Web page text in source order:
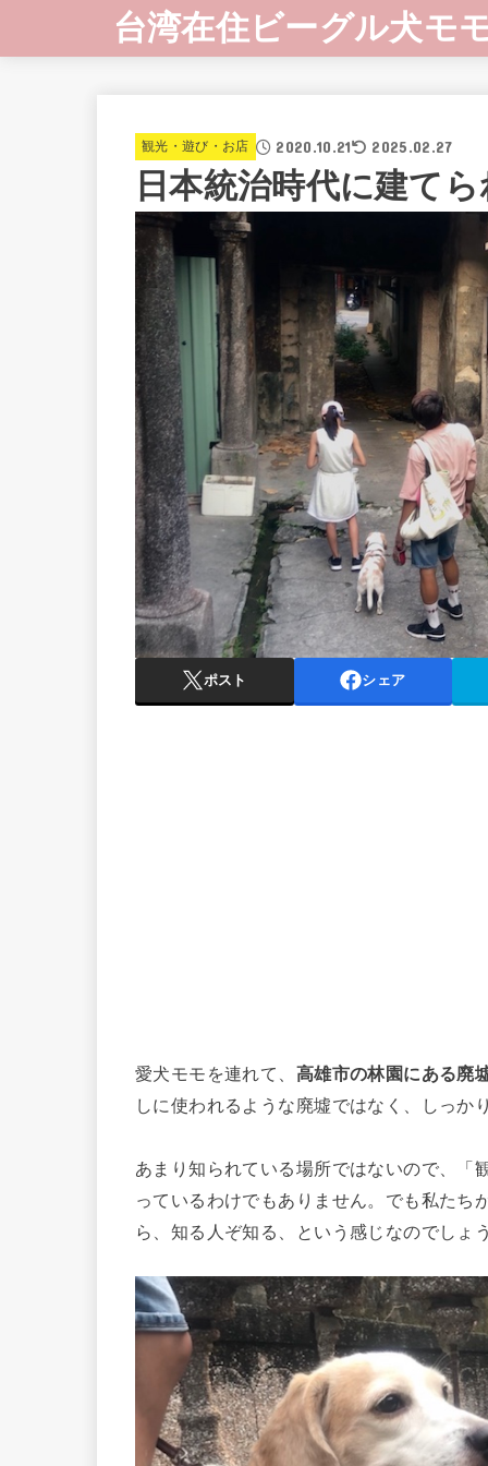
台湾在住ビーグル犬モ
観光・遊び・お店 2020.10.21 2025.02.27
日本統治時代に建て
ポスト シェア
愛犬モモを連れて、 高雄市の林園にある廃
しに使われるような廃墟ではなく、しっか
あまり知られている場所ではないので、「
っているわけでもありません。でも私たち
ら、知る人ぞ知る、という感じなのでしょ